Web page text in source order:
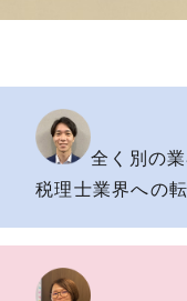
全く別の
税理士業界への